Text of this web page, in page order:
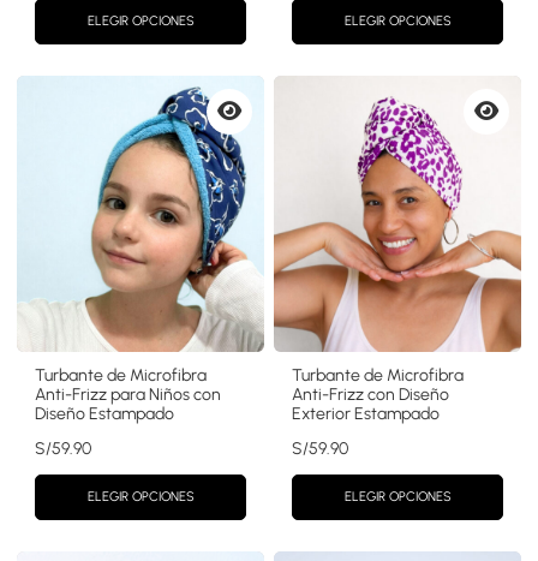
original
era:
actual
es:
ELEGIR OPCIONES
original
era:
actual
es:
ELEGIR OPCIONES
Vista
previa
Turbante de Microfibra
Anti-Frizz para Niños con
Diseño Estampado
S/59.90
ELEGIR OPCIONES
Vista
Turbante de Microfibra
Anti-Frizz con Diseño
Exterior Estampado
S/59.90
ELEGIR OPCIONES